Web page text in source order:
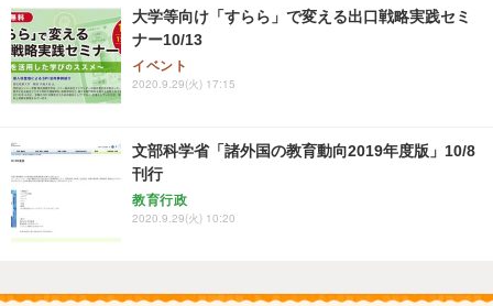
大学等向け「すらら」で変える出口戦略実践セミ
ナー10/13
イベント
2020.9.29(火) 17:15
文部科学省「諸外国の教育動向2019年度版」10/8
刊行
教育行政
2020.9.29(火) 10:20